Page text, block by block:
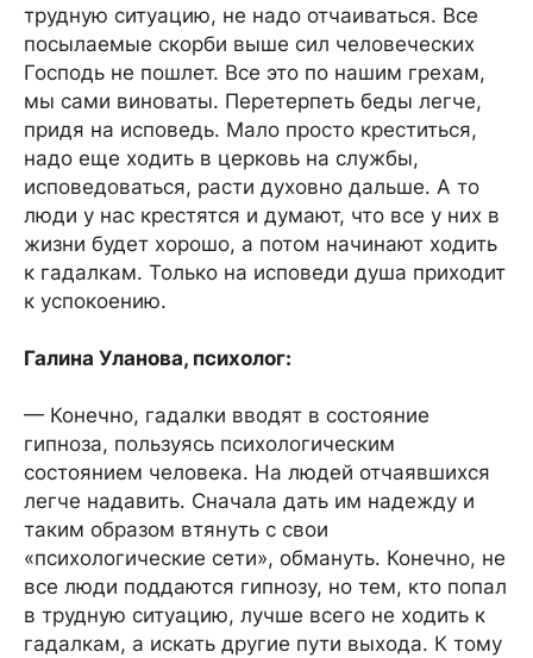
трудную ситуацию, не надо отчаиваться. Все
посылаемые скорби выше сил человеческих
Господь не пошлет. Все это по нашим грехам,
мы сами виноваты. Перетерпеть беды легче,
придя на исповедь. Мало просто креститься,
надо еще ходить в церковь на службы,
исповедоваться, расти духовно дальше. А то
люди у нас крестятся и думают, что все у них в
жизни будет хорошо, а потом начинают ходить
к гадалкам. Только на исповеди душа приходит
к успокоению.
Галина Уланова, психолог:
— Конечно, гадалки вводят в состояние
гипноза, пользуясь психологическим
состоянием человека. На людей отчаявшихся
легче надавить. Сначала дать им надежду и
таким образом втянуть с свои
«психологические сети», обмануть. Конечно, не
все люди поддаются гипнозу, но тем, кто попал
в трудную ситуацию, лучше всего не ходить к
гадалкам, а искать другие пути выхода. К тому